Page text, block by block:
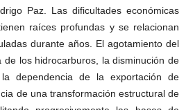
Paz. Las dificultades económicas
raíces profundas y se relacionan
durante años. El agotamiento del
de los hidrocarburos, la disminución de
la dependencia de la exportación de
de una transformación estructural de